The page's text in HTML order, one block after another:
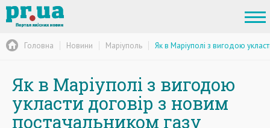
Головна Новини Маріуполь Як в Маріуполі з вигодою
Як в Маріуполі з вигодою
укласти договір з новим
постачальником газу